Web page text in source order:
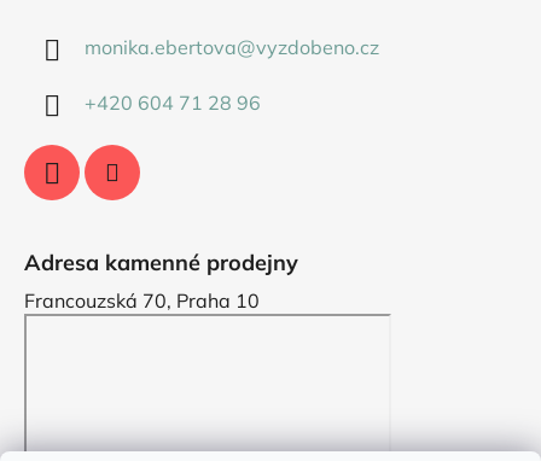
monika.ebertova@vyzdobeno.cz
+420 604 71 28 96
Adresa kamenné prodejny
Francouzská 70, Praha 10